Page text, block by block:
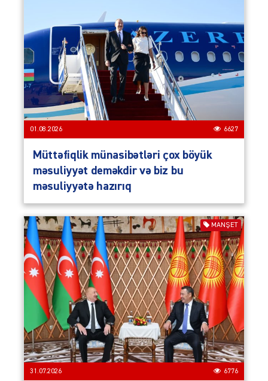
01.08.2026 6627
Müttəfiqlik münasibətləri çox böyük
məsuliyyət deməkdir və biz bu
məsuliyyətə hazırıq
MANŞET
31.07.2026 6776